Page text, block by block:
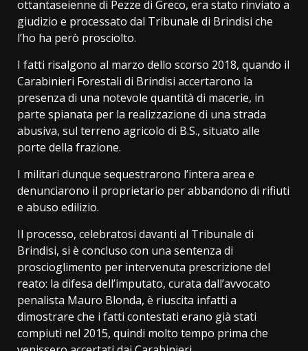
ottantaseienne di Pezze di Greco, era stato rinviato a
giudizio e processato dal Tribunale di Brindisi che
l’ho ha però prosciolto.
I fatti risalgono al marzo dello scorso 2018, quando il
Carabinieri Forestali di Brindisi accertarono la
presenza di una notevole quantità di macerie, in
parte spianata per la realizzazione di una strada
abusiva, sul terreno agricolo di B.S., situato alle
porte della frazione.
I militari dunque sequestrarono l’intera area e
denunciarono il proprietario per abbandono di rifiuti
e abuso edilizio.
Il processo, celebratosi davanti al Tribunale di
Brindisi, si è concluso con una sentenza di
proscioglimento per intervenuta prescrizione del
reato: la difesa dell’imputato, curata dall’avvocato
penalista Mauro Blonda, è riuscita infatti a
dimostrare che i fatti contestati erano già stati
compiuti nel 2015, quindi molto tempo prima che